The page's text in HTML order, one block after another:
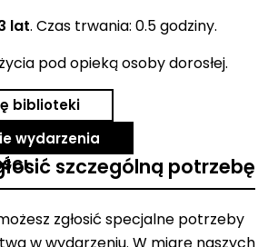
lat. Czas trwania: 0.5 godziny.
pod opieką osoby dorosłej.
biblioteki
wydarzenia
szczególną potrzebę
zgłosić specjalne potrzeby